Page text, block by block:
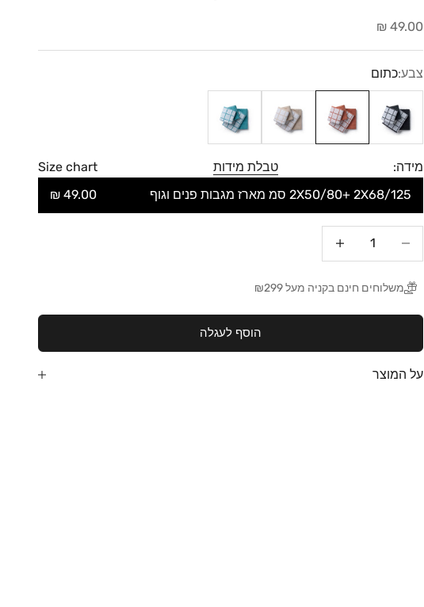
מחיר מבצע
49.00 ₪
צבע:כתום
מידה: טבלת מידות
Size chart
2X50/80+ 2X68/125 סמ מארז מגבות פנים וגוף
49.00 ₪
הקטנת הכמות
משלוחים חינם בקניה מעל ₪299
הוסף לעגלה
על המוצר